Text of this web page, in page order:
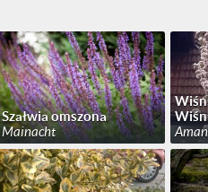
Szałwia omszona
Mainacht